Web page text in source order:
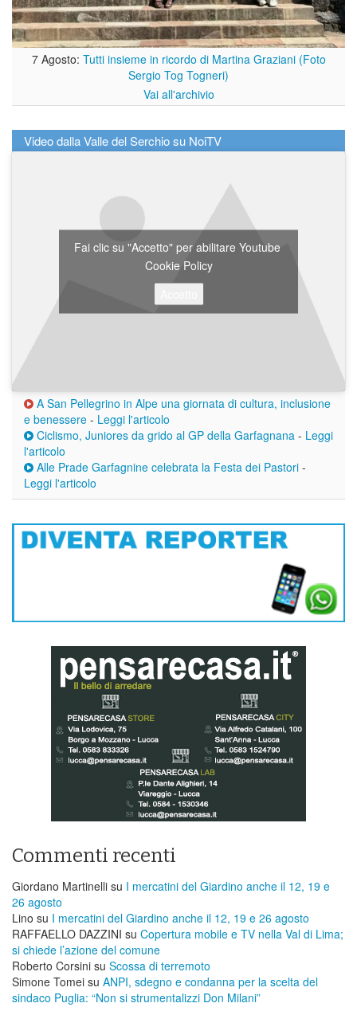
7 Agosto: Tutti insieme in ricordo di Martina Graziani (Foto
Sergio Tog Togneri)
Vai all'archivio
Video dalla Valle del Serchio su NoiTV
Fai clic su "Accetto" per abilitare Youtube
Cookie Policy
A San Pellegrino in Alpe una giornata di cultura, inclusione
e benessere - Leggi l'articolo
Ciclismo, Juniores da grido al GP della Garfagnana - Leggi
l'articolo
Alle Prade Garfagnine celebrata la Festa dei Pastori -
Leggi l'articolo
Commenti recenti
Giordano Martinelli su I mercatini del Giardino anche il 12, 19 e
26 agosto
Lino su I mercatini del Giardino anche il 12, 19 e 26 agosto
RAFFAELLO DAZZINI su ​Copertura mobile e TV nella Val di Lima;
si chiede l’azione del comune
Roberto Corsini su Scossa di terremoto
Simone Tomei su ANPI, sdegno e condanna per la scelta del
sindaco Puglia: “Non si strumentalizzi Don Milani”